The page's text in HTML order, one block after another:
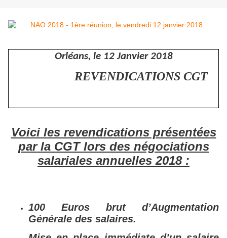
Orléans, le 12 Janvier 2018
REVENDICATIONS CGT
Voici les revendications présentées
par la CGT lors des négociations
salariales annuelles 2018 :
100 Euros brut d’Augmentation
Générale des salaires.